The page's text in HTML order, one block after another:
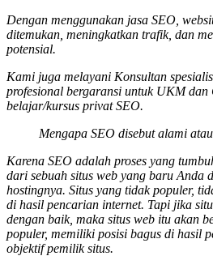
Dengan menggunakan jasa SEO,
ditemukan, meningkatkan trafik, dan
potensial.
Kami juga melayani Konsultan spesialis
profesional bergaransi untuk UKM
belajar/kursus privat SEO.
Mengapa SEO disebut alami
Karena SEO adalah proses yang
dari sebuah situs web yang baru Anda
hostingnya. Situs yang tidak populer,
di hasil pencarian internet. Tapi jika
dengan baik, maka situs web itu akan
populer, memiliki posisi bagus di hasil
objektif pemilik situs.